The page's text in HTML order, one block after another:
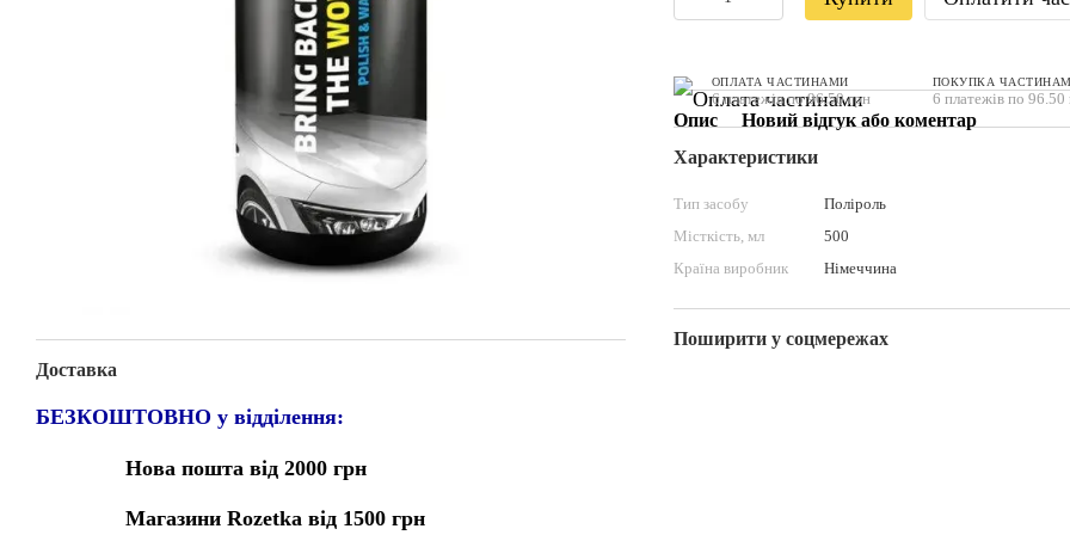
Доставка
БЕЗКОШТОВНО у відділення:
Нова пошта від 2000 грн
Магазини Rozetka від 1500 грн
ОПЛАТА ЧАСТИНАМИ
6 платежів по 96.50 грн
ПОКУПКА
6 платежів по 96.50
Опис
Новий відгук або коментар
Характеристики
Тип засобу
Поліроль
Місткість, мл
500
Країна виробник
Німеччина
Поширити у соцмережах